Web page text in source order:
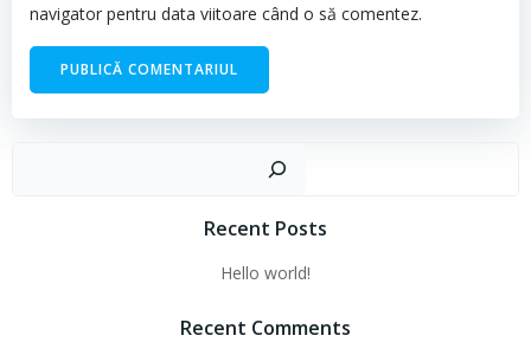
navigator pentru data viitoare când o să comentez.
Recent Posts
Hello world!
Recent Comments